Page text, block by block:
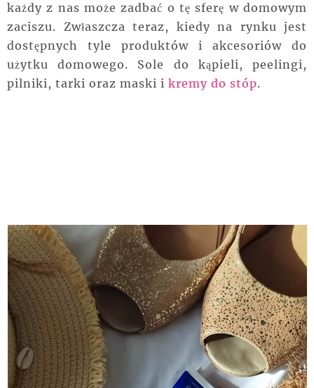
każdy z nas może zadbać o tę sferę w domowym
zaciszu. Zwłaszcza teraz, kiedy na rynku jest
dostępnych tyle produktów i akcesoriów do
użytku domowego. Sole do kąpieli, peelingi,
pilniki, tarki oraz maski i kremy do stóp.